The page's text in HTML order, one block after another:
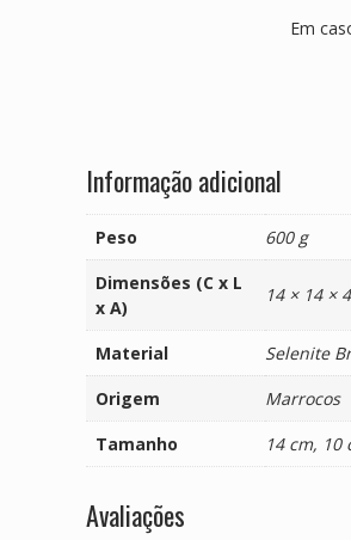
Em
Informação adicional
Peso
600 g
Dimensões (C x L
x A)
14 × 14 ×
Material
Selenite
Origem
Marrocos
Tamanho
14 cm, 10
Avaliações